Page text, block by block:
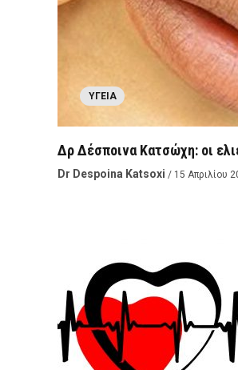
ΥΓΕΊΑ
Δρ Δέσποινα Κατσώχη: οι
Dr Despoina Katsoxi / 15 Απριλίου